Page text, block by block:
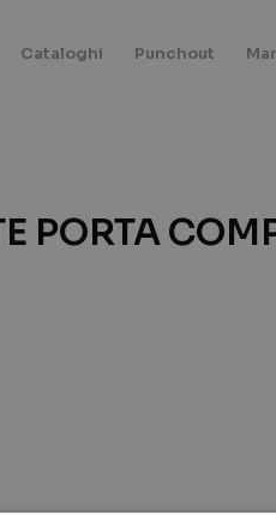
Cataloghi Punchout
PORTA